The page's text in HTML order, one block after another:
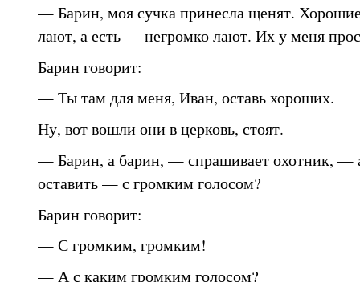
— Барин, моя сучка принесла щенят. Хорошие
лают, а есть — негромко лают. Их у меня
Барин говорит:
— Ты там для меня, Иван, оставь хороших.
Ну, вот вошли они в церковь, стоят.
— Барин, а барин, — спрашивает охотник, —
оставить — с громким голосом?
Барин говорит:
— С громким, громким!
— А с каким громким голосом?